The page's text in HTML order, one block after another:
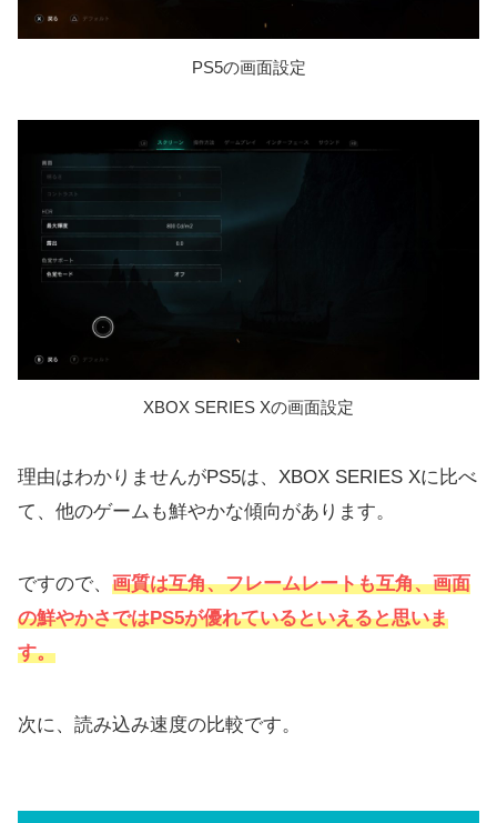
PS5の画面設定
XBOX SERIES Xの画面設定
理由はわかりませんがPS5は、XBOX SERIES Xに比べ
て、他のゲームも鮮やかな傾向があります。
ですので、 画質は互角、フレームレートも互角、画面
の鮮やかさではPS5が優れているといえると思いま
す。
次に、読み込み速度の比較です。